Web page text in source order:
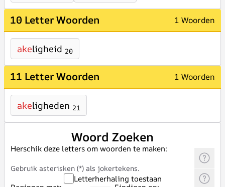
10 Letter Woorden 1 Woorden
akeligheid 20
11 Letter Woorden 1 Woorden
akeligheden 21
Woord Zoeken
Herschik deze letters om woorden te maken:
Gebruik asterisken (*) als jokertekens.
Letterherhaling toestaan